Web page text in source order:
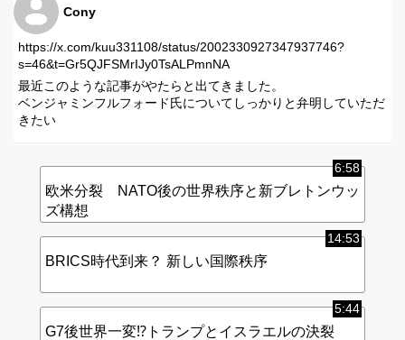
Cony
https://x.com/kuu331108/status/2002330927347937746?
s=46&t=Gr5QJFSMrIJy0TsALPmnNA
最近このような記事がやたらと出てきました。
ベンジャミンフルフォード氏についてしっかりと弁明していただ
きたい
6:58
欧米分裂 NATO後の世界秩序と新ブレトンウッ
ズ構想
14:53
BRICS時代到来？ 新しい国際秩序
5:44
G7後世界一変⁉︎トランプとイスラエルの決裂